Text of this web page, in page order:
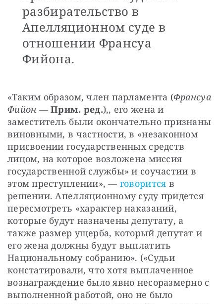
разбирательство в
Апелляционном суде в
отношении Франсуа
Фийона.
«Таким образом, член парламента (Франсуа
Фийон — Прим. ред.),, его жена и
заместитель были окончательно признаны
виновными, в частности, в «незаконном
присвоении государственных средств
лицом, на которое возложена миссия
государственной службы» и соучастии в
этом преступлении», — говорится в
решении. Апелляционному суду придется
пересмотреть «характер наказаний,
которые будут назначены депутату, а
также размер ущерба, который депутат и
его жена должны будут выплатить
Национальному собранию». («Судьи
констатировали, что хотя выплаченное
вознаграждение было явно несоразмерно с
выполненной работой, оно не было